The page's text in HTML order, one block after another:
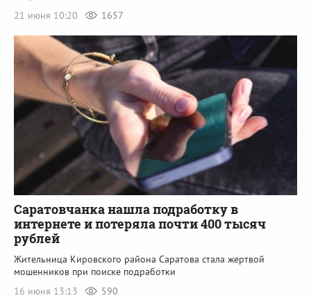
21 июня 10:20
1657
Саратовчанка нашла подработку в
интернете и потеряла почти 400 тысяч
рублей
Жительница Кировского района Саратова стала жертвой
мошенников при поиске подработки
16 июня 13:13
590